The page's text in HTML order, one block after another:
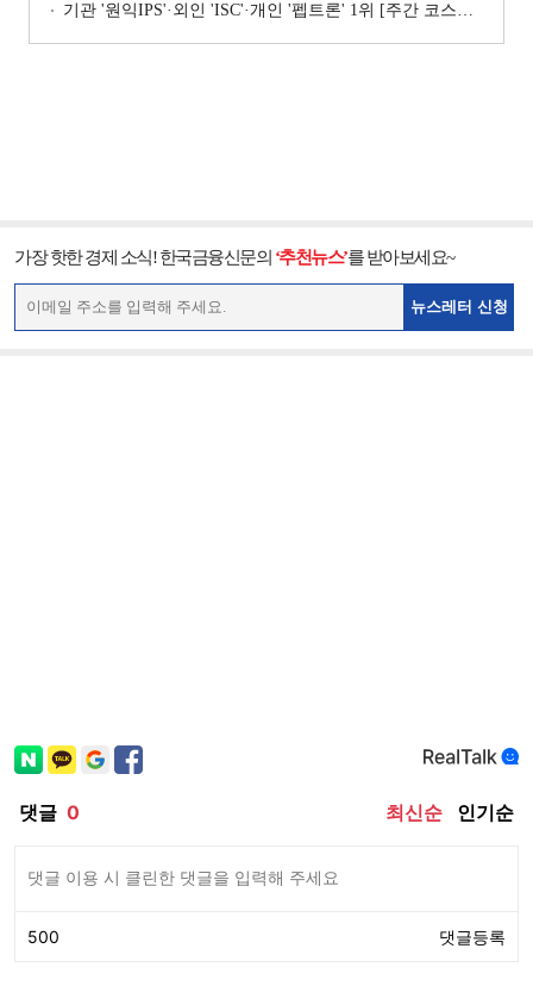
기관 '원익IPS'·외인 'ISC'·개인 '펩트론' 1위 [주간 코스닥 순매수- 2026년 7월6일~7월10일]
가장 핫한 경제 소식! 한국금융신문의 ‘추천뉴스’를 받아보세요~
뉴스레터 신청